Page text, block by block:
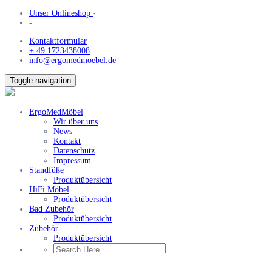
Unser Onlineshop -
-
Kontaktformular
+ 49 1723438008
info@ergomedmoebel.de
Toggle navigation
ErgoMedMöbel
Wir über uns
News
Kontakt
Datenschutz
Impressum
Standfüße
Produktübersicht
HiFi Möbel
Produktübersicht
Bad Zubehör
Produktübersicht
Zubehör
Produktübersicht